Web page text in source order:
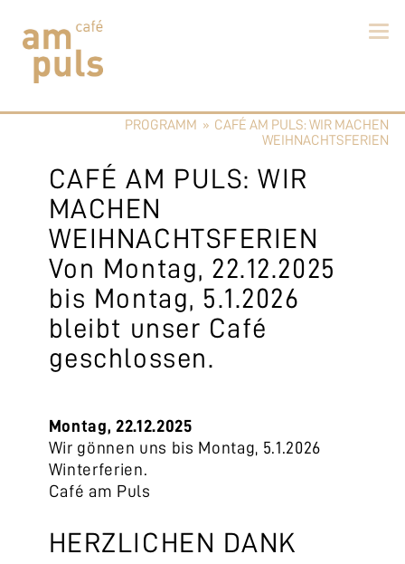
Der beste Kaffee im Zollikerberg
PROGRAMM » CAFÉ AM PULS: WIR MACHEN
WEIHNACHTSFERIEN
CAFÉ AM PULS: WIR
MACHEN
WEIHNACHTSFERIEN
Von Montag, 22.12.2025
bis Montag, 5.1.2026
bleibt unser Café
geschlossen.
Montag, 22.12.2025
Wir gönnen uns bis Montag, 5.1.2026
Winterferien.
Café am Puls
HERZLICHEN DANK